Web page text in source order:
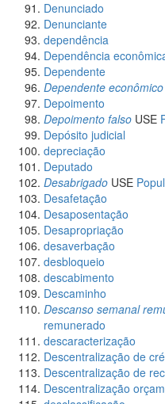
Denunciado
Denunciante
dependência
Dependência
Dependente
Dependente econômico
Depoimento
Depoimento falso USE
Depósito judicial
depreciação
Deputado
Desabrigado USE
Desafetação
Desaposentação
Desapropriação
desaverbação
desbloqueio
descabimento
Descaminho
Descanso semanal
remunerado
descaracterização
Descentralização de
Descentralização de
Descentralização